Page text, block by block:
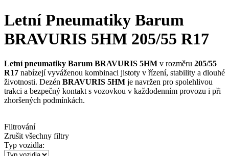
Letní Pneumatiky Barum
BRAVURIS 5HM 205/55 R17
Letní pneumatiky Barum BRAVURIS 5HM v rozměru 205/55
R17 nabízejí vyváženou kombinaci jistoty v řízení, stability a dlouhé
životnosti. Dezén BRAVURIS 5HM je navržen pro spolehlivou
trakci a bezpečný kontakt s vozovkou v každodenním provozu i při
zhoršených podmínkách.
Filtrování
Zrušit všechny filtry
Typ vozidla: